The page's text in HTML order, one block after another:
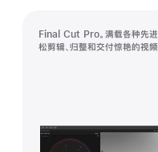
Final Cut Pro。满载各种先
松剪辑、归整和交付惊艳的视频